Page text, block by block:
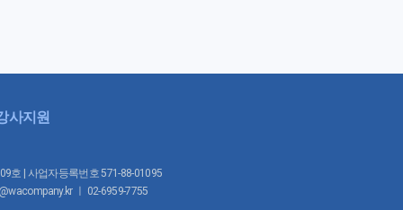
사지원
호 | 사업자등록번호 571-88-01095
ㅣ 02-6959-7755